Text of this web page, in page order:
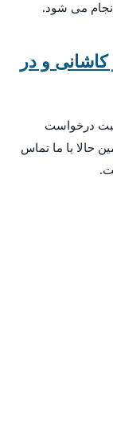
می شود.
کاشانی و در
ثبت درخواست
حالا با ما تماس